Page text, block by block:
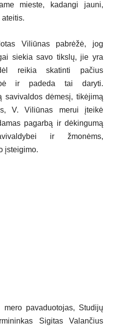
mieste, kadangi jauni,
ateitis.
Viliūnas pabrėžė, jog
siekia savo tikslų, jie yra
reikia skatinti pačius
ir padeda tai daryti.
savivaldos dėmesį, tikėjimą
V. Viliūnas merui įteikė
pagarbą ir dėkingumą
ir žmonėms,
įsteigimo.
mero pavaduotojas, Studijų
Sigitas Valančius